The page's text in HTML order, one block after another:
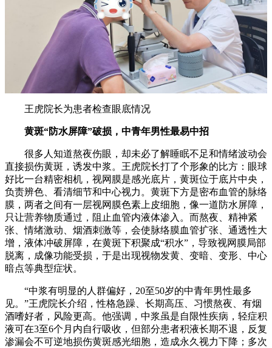
王虎院长为患者检查眼底情况
黄斑“防水屏障”破损，中青年男性最易中招
很多人知道熬夜伤眼，却未必了解睡眠不足和情绪波动会
直接损伤黄斑，诱发中浆。王虎院长打了个形象的比方：眼球
好比一台精密相机，视网膜是感光底片，黄斑位于底片中央，
负责辨色、看清细节和中心视力。黄斑下方是密布血管的脉络
膜，两者之间有一层视网膜色素上皮细胞，像一道防水屏障，
只让营养物质通过，阻止血管内液体渗入。而熬夜、精神紧
张、情绪激动、烟酒刺激等，会使脉络膜血管扩张、通透性大
增，液体冲破屏障，在黄斑下积聚成“积水”，导致视网膜局部
脱离，成像功能受损，于是出现视物发黄、变暗、变形、中心
暗点等典型症状。
“中浆有明显的人群偏好，20至50岁的中青年男性最多
见。”王虎院长介绍，性格急躁、长期高压、习惯熬夜、有烟
酒嗜好者，风险更高。他强调，中浆虽是自限性疾病，轻症积
液可在3至6个月内自行吸收，但部分患者积液长期不退，反复
渗漏会不可逆地损伤黄斑感光细胞，造成永久视力下降；多次